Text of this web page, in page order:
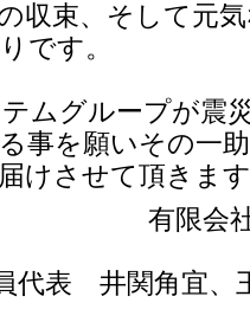
収束、そして元
です。
ムグループが震
事を願いその一
けさせて頂きま
有限会
代表 井関角宜、